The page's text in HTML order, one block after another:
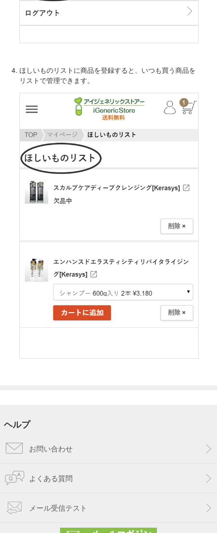
ほしいものリストに商品を登録すると、いつも買う商品を
リストで管理できます。
ヘルプ
お問い合わせ
よくある質問
メール受信テスト